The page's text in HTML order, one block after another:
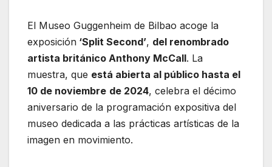
El Museo Guggenheim de Bilbao acoge la
exposición ‘Split Second’, del renombrado
artista británico Anthony McCall. La
muestra, que está abierta al público hasta el
10 de noviembre de 2024, celebra el décimo
aniversario de la programación expositiva del
museo dedicada a las prácticas artísticas de la
imagen en movimiento.